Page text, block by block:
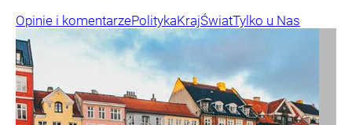
Opinie i komentarzePolitykaKrajŚwiatTylko u Nas